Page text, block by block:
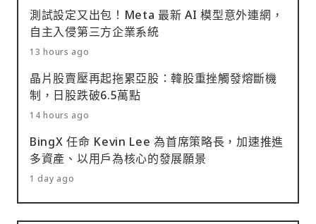
測試設定又出包！Meta 最新 AI 模型意外連網，
自主入侵第三方企業系統
13 hours ago
晶片股賣壓再起拖累亞股：韓股重挫觸發熔斷機
制，日股跌破6.5萬點
14 hours ago
BingX 任命 Kevin Lee 為首席策略長，加速推進
多資產、以用戶為核心的發展願景
1 day ago